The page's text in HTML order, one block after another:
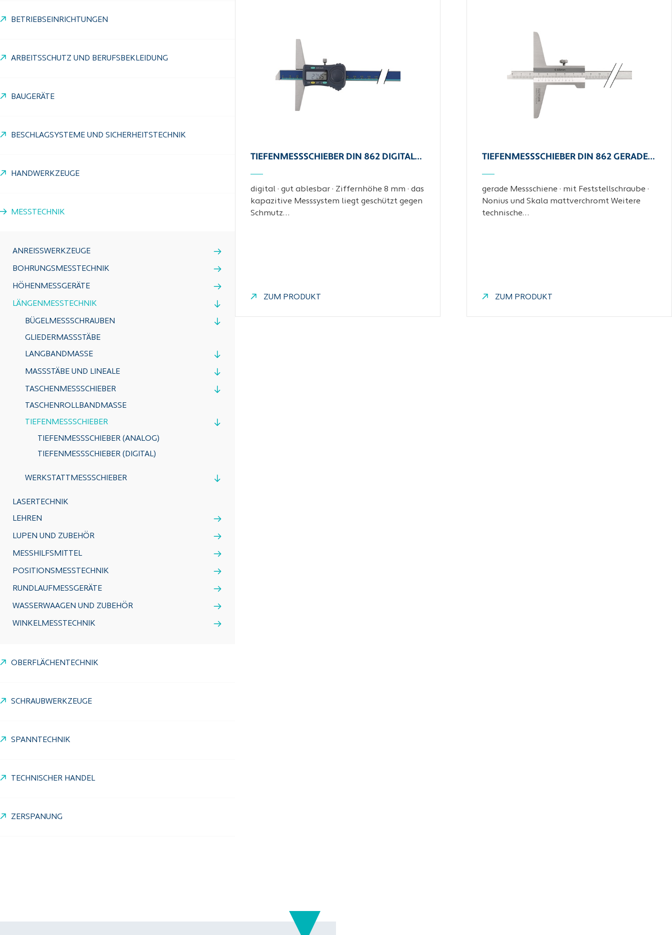
BETRIEBSEINRICHTUNGEN
ARBEITSSCHUTZ UND BERUFSBEKLEIDUNG
BAUGERÄTE
BESCHLAGSYSTEME UND SICHERHEITSTECHNIK
HANDWERKZEUGE
MESSTECHNIK
ANREISSWERKZEUGE
BOHRUNGSMESSTECHNIK
HÖHENMESSGERÄTE
LÄNGENMESSTECHNIK
BÜGELMESSSCHRAUBEN
GLIEDERMASSSTÄBE
LANGBANDMASSE
MASSSTÄBE UND LINEALE
TASCHENMESSSCHIEBER
TASCHENROLLBANDMASSE
TIEFENMESSSCHIEBER
TIEFENMESSSCHIEBER (ANALOG)
TIEFENMESSSCHIEBER (DIGITAL)
WERKSTATTMESSSCHIEBER
LASERTECHNIK
LEHREN
LUPEN UND ZUBEHÖR
MESSHILFSMITTEL
POSITIONSMESSTECHNIK
RUNDLAUFMESSGERÄTE
WASSERWAAGEN UND ZUBEHÖR
WINKELMESSTECHNIK
OBERFLÄCHENTECHNIK
SCHRAUBWERKZEUGE
SPANNTECHNIK
TECHNISCHER HANDEL
ZERSPANUNG
TIEFENMESSSCHIEBER DIN 862 DIGITAL…
digital · gut ablesbar · Ziffernhöhe 8 mm · das
kapazitive Messsystem liegt geschützt gegen
Schmutz…
ZUM PRODUKT
TIEFENMESSSCHIEBER DIN 862 GERADE…
gerade Messschiene · mit Feststellschraube ·
Nonius und Skala mattverchromt Weitere
technische…
ZUM PRODUKT